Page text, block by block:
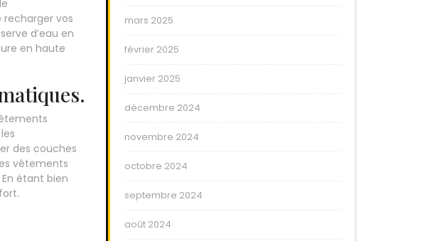
vos
d’eau en
en haute
des couches
vêtements
étant bien
mars 2025
février 2025
janvier 2025
décembre 2024
novembre 2024
octobre 2024
septembre 2024
août 2024